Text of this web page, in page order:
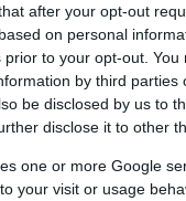
after your opt-out
on personal
to your opt-out.
by third parties
be disclosed by us to
disclose it to other
one or more Google
your visit or usage